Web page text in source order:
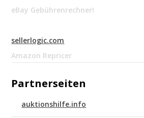
eBay Gebührenrechner!
sellerlogic.com
Amazon Repricer
Partnerseiten
auktionshilfe.info